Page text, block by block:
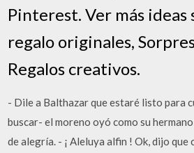
Pinterest. Ver más ideas
regalo originales,
Regalos creativos.
- Dile a Balthazar que estaré listo para
buscar- el moreno oyó como su
de alegría. - ¡ Aleluya alfin ! Ok, dijo que